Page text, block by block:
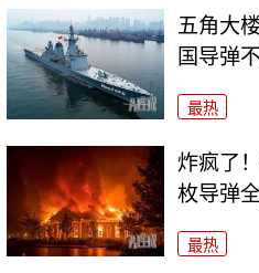
五角大
国导弹
最热
炸疯了
枚导弹
最热